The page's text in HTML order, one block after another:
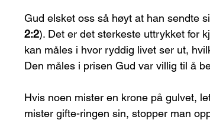
Gud elsket oss så høyt at han sendte
2:2). Det er det sterkeste uttrykket for
kan måles i hvor ryddig livet ser ut,
Den måles i prisen Gud var villig til å
Hvis noen mister en krone på gulvet,
mister gifte-ringen sin, stopper man